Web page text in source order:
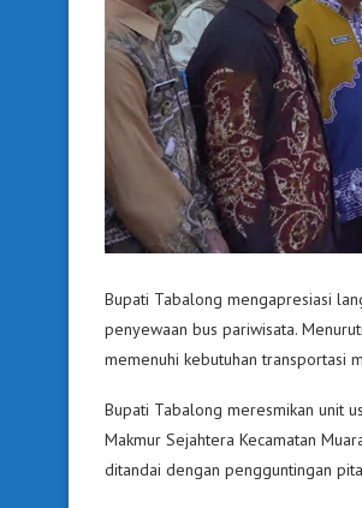
Bupati Tabalong mengapresiasi
penyewaan bus pariwisata.
memenuhi kebutuhan transportasi
Bupati Tabalong meresmikan unit
Makmur Sejahtera Kecamatan
ditandai dengan pengguntingan